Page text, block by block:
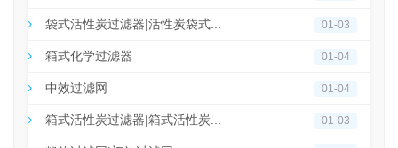
袋式活性炭过滤器|活性炭袋式... 01-03
箱式化学过滤器 01-04
中效过滤网 01-04
箱式活性炭过滤器|箱式活性炭... 01-03